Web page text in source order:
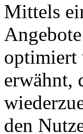
Mittels
optimiert
erwähnt,
den